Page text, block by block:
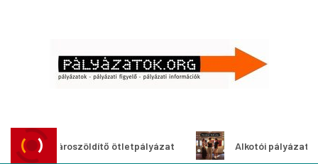
Városzöldítő ötletpályázat Alkotói pályázat